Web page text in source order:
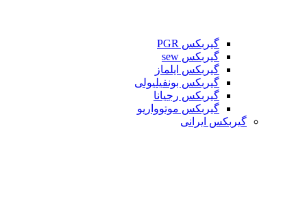
گیربکس PGR
گیربکس sew
گیربکس ایلماز
گیربکس بونفیلیولی
گیربکس رجیانا
گیربکس موتوواریو
گیربکس ایرانی